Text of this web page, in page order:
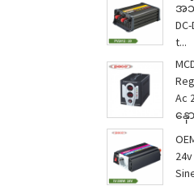
အသ
t...
Ac
နှေ